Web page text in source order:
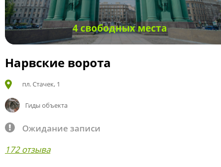
4 свободных места
Нарвские ворота
пл. Стачек, 1
Гиды объекта
Ожидание записи
172 отзыва